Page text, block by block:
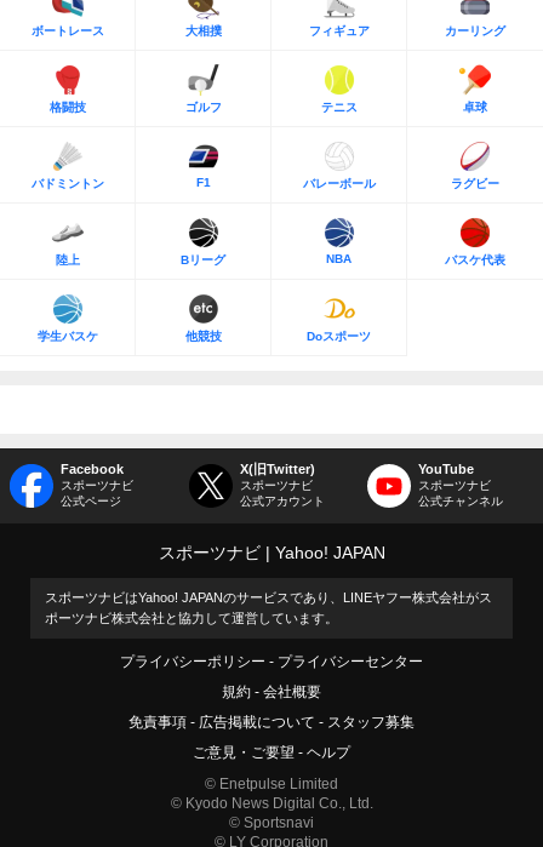
ボートレース 大相撲 フィギュア カーリング
格闘技 ゴルフ テニス 卓球
バドミントン F1 バレーボール ラグビー
陸上 Bリーグ NBA バスケ代表
学生バスケ 他競技 Doスポーツ
Facebook
スポーツナビ
公式ページ
X(旧Twitter)
スポーツナビ
公式アカウント
YouTube
スポーツナビ
公式チャンネル
スポーツナビ Yahoo! JAPAN
スポーツナビはYahoo! JAPANのサービスであり、LINEヤフー株式会社がス
ポーツナビ株式会社と協力して運営しています。
プライバシーポリシー
プライバシーセンター
規約
会社概要
免責事項
広告掲載について
スタッフ募集
ご意見・ご要望
ヘルプ
© Enetpulse Limited
© Kyodo News Digital Co., Ltd.
© Sportsnavi
© LY Corporation